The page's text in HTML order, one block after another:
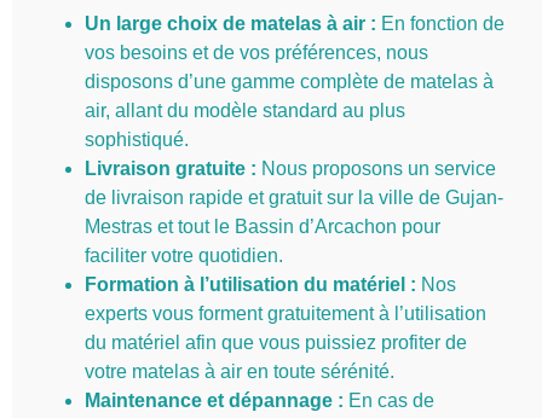
Un large choix de matelas à air : En fonction de
vos besoins et de vos préférences, nous
disposons d’une gamme complète de matelas à
air, allant du modèle standard au plus
sophistiqué.
Livraison gratuite : Nous proposons un service
de livraison rapide et gratuit sur la ville de Gujan-
Mestras et tout le Bassin d’Arcachon pour
faciliter votre quotidien.
Formation à l’utilisation du matériel : Nos
experts vous forment gratuitement à l’utilisation
du matériel afin que vous puissiez profiter de
votre matelas à air en toute sérénité.
Maintenance et dépannage : En cas de